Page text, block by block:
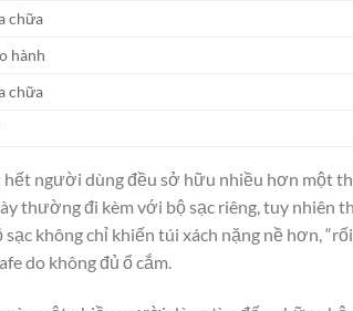
chữa
hành
chữa
hết người dùng đều sở hữu nhiều hơn một
thường đi kèm với bộ sạc riêng, tuy nhiên
không chỉ khiến túi xách nặng nề hơn,
do không đủ ổ cắm.